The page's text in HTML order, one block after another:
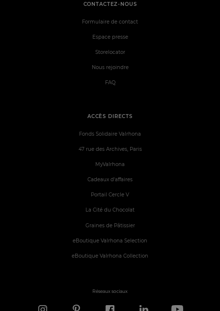
ACCÈS DIRECTS
Fonds Solidaire Valrhona
47 rue des Archives, Paris
MyValrhona
Cadeaux d'affaires
Portail Cercle V
La Cité du Chocolat
Graines de Pâtissier
eBoutique Valrhona Selection
eBoutique Valrhona Collection
CONTACTEZ-NOUS
Formulaire de contact
Espace presse
Storelocator
Nous rejoindre
FAQ
Réseaux sociaux